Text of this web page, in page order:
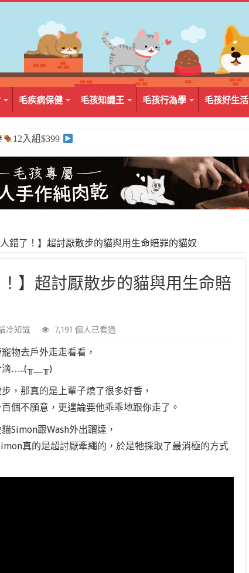
毛疾病保健 毛孩知識王 毛孩行為學 毛孩好生活
12入組$399
人錯了！】超討厭散步的貓與用生命賠罪的貓奴
！】超討厭散步的貓與用生命賠
冷知識 7,191 個人已看過
物去戶外走走看看，
滴…..(╥﹏╥)
，那真的是上輩子燒了很多好香，
個不願意，更遑論要他乖乖地跟你走了。
Simon跟Wash外出蹓達，
真的是超討厭牽繩的，於是牠採取了最消極的方式